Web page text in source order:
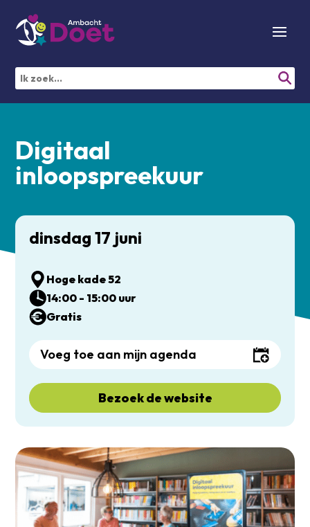
Digitaal
inloopspreekuur
dinsdag 17 juni
Hoge kade 52
14:00 - 15:00 uur
Gratis
Voeg toe aan mijn agenda
Bezoek de website